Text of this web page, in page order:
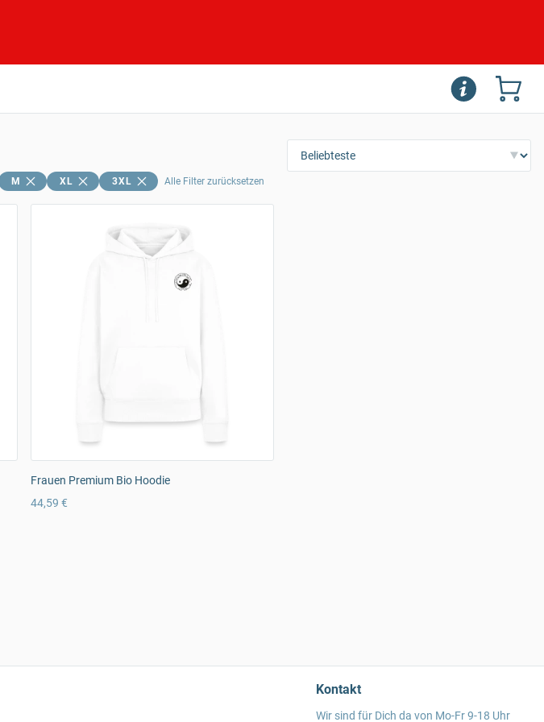
M XL 3XL Alle Filter zurücksetzen
Frauen Premium Bio Hoodie
44,59 €
Kontakt
Wir sind für Dich da von Mo-Fr 9-18 Uhr